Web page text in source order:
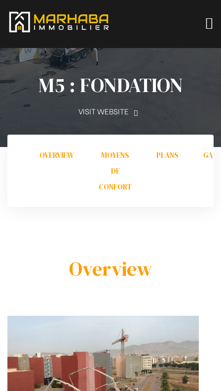
M5 : FONDATION
VISIT WEBSITE
OVERVIEW
MOYENS
DE
CONFORT
PLANS
Overview